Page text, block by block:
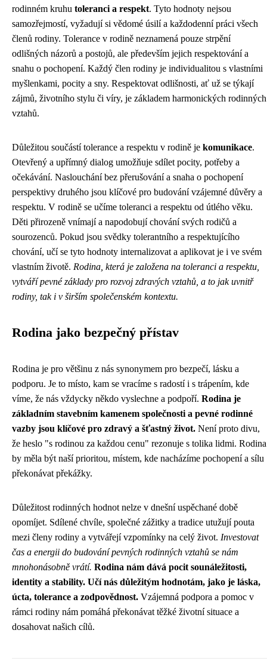
rodinném kruhu toleranci a respekt. Tyto hodnoty nejsou
samozřejmostí, vyžadují si vědomé úsilí a každodenní práci všech
členů rodiny. Tolerance v rodině neznamená pouze strpění
odlišných názorů a postojů, ale především jejich respektování a
snahu o pochopení. Každý člen rodiny je individualitou s vlastními
myšlenkami, pocity a sny. Respektovat odlišnosti, ať už se týkají
zájmů, životního stylu či víry, je základem harmonických rodinných
vztahů.
Důležitou součástí tolerance a respektu v rodině je komunikace.
Otevřený a upřímný dialog umožňuje sdílet pocity, potřeby a
očekávání. Naslouchání bez přerušování a snaha o pochopení
perspektivy druhého jsou klíčové pro budování vzájemné důvěry a
respektu. V rodině se učíme toleranci a respektu od útlého věku.
Děti přirozeně vnímají a napodobují chování svých rodičů a
sourozenců. Pokud jsou svědky tolerantního a respektujícího
chování, učí se tyto hodnoty internalizovat a aplikovat je i ve svém
vlastním životě. Rodina, která je založena na toleranci a respektu,
vytváří pevné základy pro rozvoj zdravých vztahů, a to jak uvnitř
rodiny, tak i v širším společenském kontextu.
Rodina jako bezpečný přístav
Rodina je pro většinu z nás synonymem pro bezpečí, lásku a
podporu. Je to místo, kam se vracíme s radostí i s trápením, kde
víme, že nás vždycky někdo vyslechne a podpoří. Rodina je
základním stavebním kamenem společnosti a pevné rodinné
vazby jsou klíčové pro zdravý a šťastný život. Není proto divu,
že heslo "s rodinou za každou cenu" rezonuje s tolika lidmi. Rodina
by měla být naší prioritou, místem, kde nacházíme pochopení a sílu
překonávat překážky.
Důležitost rodinných hodnot nelze v dnešní uspěchané době
opomíjet. Sdílené chvíle, společné zážitky a tradice utužují pouta
mezi členy rodiny a vytvářejí vzpomínky na celý život. Investovat
čas a energii do budování pevných rodinných vztahů se nám
mnohonásobně vrátí. Rodina nám dává pocit sounáležitosti,
identity a stability. Učí nás důležitým hodnotám, jako je láska,
úcta, tolerance a zodpovědnost. Vzájemná podpora a pomoc v
rámci rodiny nám pomáhá překonávat těžké životní situace a
dosahovat našich cílů.